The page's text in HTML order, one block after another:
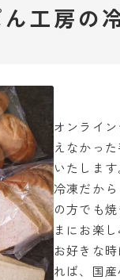
工房の
オンライ
えなかっ
いたします
冷凍だか
の方でも
まにお楽し
お好きな
れば、国